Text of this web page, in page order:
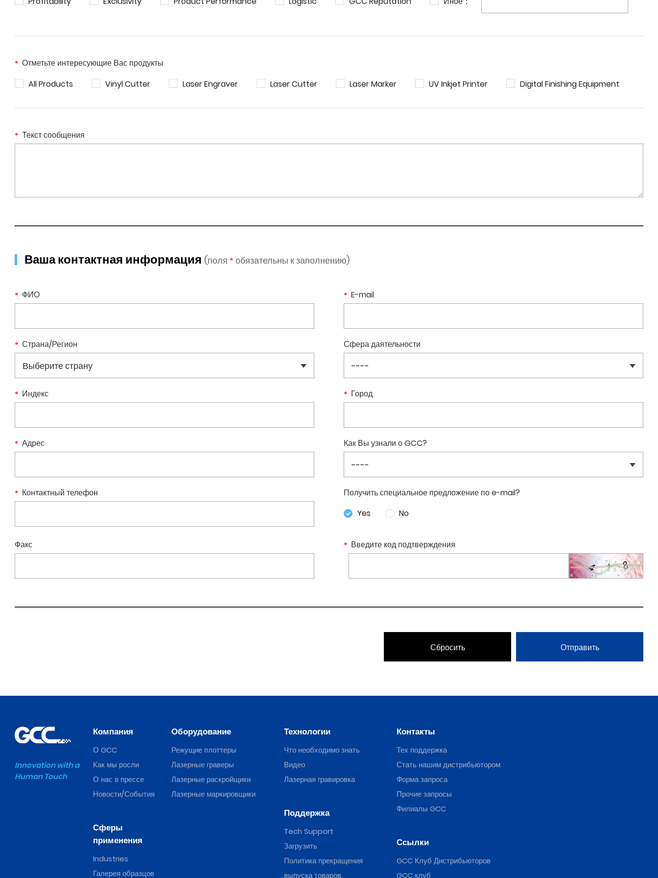
Отметьте интересующие Вас продукты
All Products
Vinyl Cutter Laser Engraver Laser Cutter Laser Marker UV Inkjet Printer Digital Finishing Equipment
Текст сообщения
Ваша контактная информация (поля * обязательны к заполнению)
ФИО E-mail
Страна/Регион Сфера даятельности
Индекс Город
Адрес Как Вы узнали о GCC?
Контактный телефон
Получить специальное предложение по e-mail?
Yes
No
Факс Введите код подтверждения
Сбросить Отправить
Innovation with a
Human Touch
Компания
О GCC
Как мы росли
О нас в прессе
Новости/События
Сферы
применения
Industries
Галерея образцов
Оборудование
Режущие плоттеры
Лазерные граверы
Лазерные раскройщики
Лазерные маркировщики
Технологии
Что необходимо знать
Видео
Лазерная гравировка
Поддержка
Tech Support
Загрузить
Политика прекращения
выпуска товаров
Контакты
Тех поддержка
Стать нашим дистрибьютором
Форма запроса
Прочие запросы
Филиалы GCC
Ссылки
GCC Клуб Дистрибьюторов
GCC клуб